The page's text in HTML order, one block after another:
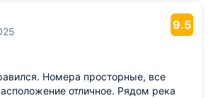
9.5
Номера просторные, все
отличное. Рядом река